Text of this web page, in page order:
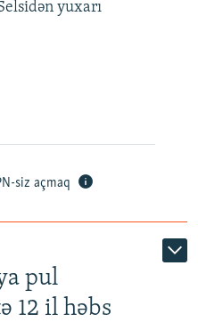
yuxarı
siz açmaq
pul
12 il həbs